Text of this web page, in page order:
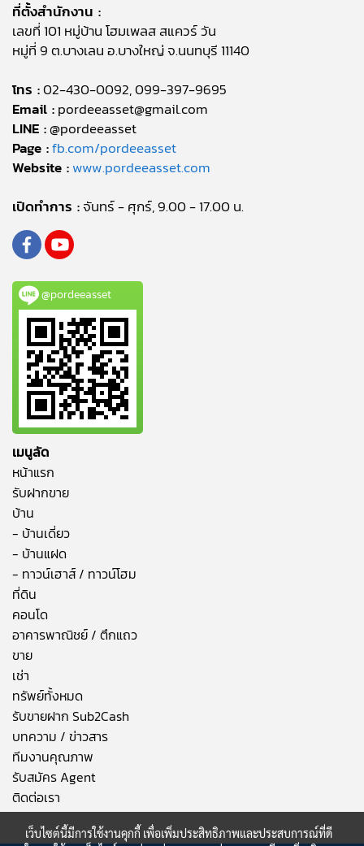
ที่ตั้งสำนักงาน :
เลขที่ 101 หมู่บ้าน โฮมเพลส สแควร์ วัน
หมู่ที่ 9 ต.บางเลน อ.บางใหญ่ จ.นนทบุรี 11140
โทร :02-430-0092, 099-397-9695
Email :pordeeasset@gmail.com
LINE :@pordeeasset
Page :fb.com/pordeeasset
Website :www.pordeeasset.com
เปิดทำการ :จันทร์ - ศุกร์, 9.00 - 17.00 น.
@pordeeasset
เมนูลัด
หน้าแรก
รับฝากขาย
บ้าน
- บ้านเดี่ยว
- บ้านแฝด
- ทาวน์เฮาส์ / ทาวน์โฮม
ที่ดิน
คอนโด
อาคารพาณิชย์ / ตึกแถว
ขาย
เช่า
ทรัพย์ทั้งหมด
รับขายฝาก Sub2Cash
บทความ / ข่าวสาร
ทีมงานคุณภาพ
รับสมัคร Agent
ติดต่อเรา
เว็บไซต์นี้มีการใช้งานคุกกี้ เพื่อเพิ่มประสิทธิภาพและประสบการณ์ที่ดี